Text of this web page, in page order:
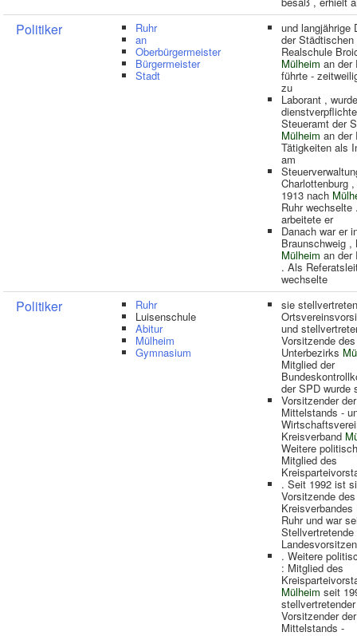
Politiker Ruhr
an
Oberbürgermeister
Bürgermeister
Stadt
und langjährige
der Städtischen
Realschule
Mülheim an der
führte -
zu
Laborant , wurde
Steueramt der
Mülheim an der
Tätigkeiten als
am
Charlottenburg
1913 nach
Ruhr wechselte
arbeitete er
Danach war er
Braunschweig ,
Mülheim an der
. Als
wechselte
Politiker Ruhr
Luisenschule
Abitur
Mülheim
Gymnasium
sie
und
Vorsitzende
Unterbezirks
Mitglied der
der SPD wurde
Vorsitzender
Mittelstands -
Kreisverband
Weitere
Mitglied des
. Seit 1992 ist
Vorsitzende
Kreisverbandes
Ruhr und war
Stellvertretende
. Weitere
: Mitglied des
Mülheim seit
stellvertretender
Vorsitzender der
Mittelstands -